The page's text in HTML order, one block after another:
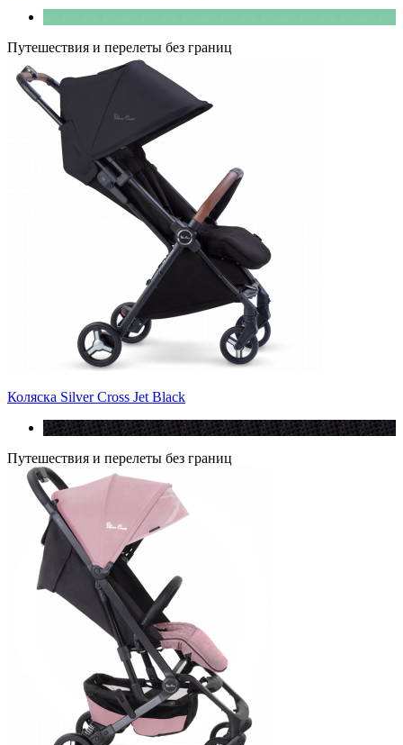
Путешествия и перелеты без границ
Коляска Silver Cross Jet Black
Путешествия и перелеты без границ